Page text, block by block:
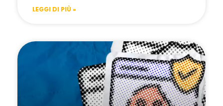
LEGGI DI PIÙ »